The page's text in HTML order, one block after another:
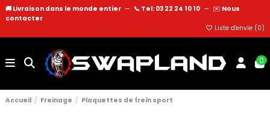
🚚 Livraison dans le monde entier — 📞 Tel: 03 22 24 10 10 — ✉️ Nous
contacter
Liste d'envie (0)
0
Accueil Freinage Plaquettes de frein sport